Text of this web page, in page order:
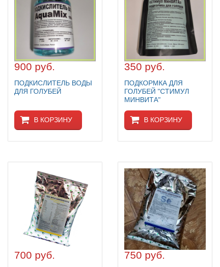
900 руб.
ПОДКИСЛИТЕЛЬ ВОДЫ
ДЛЯ ГОЛУБЕЙ
В КОРЗИНУ
350 руб.
ПОДКОРМКА ДЛЯ
ГОЛУБЕЙ "СТИМУЛ
МИНВИТА"
В КОРЗИНУ
700 руб. 750 руб.